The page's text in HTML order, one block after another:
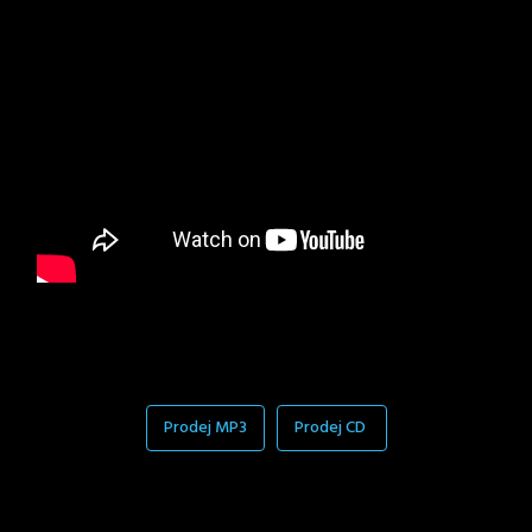
Prodej MP3 Prodej CD